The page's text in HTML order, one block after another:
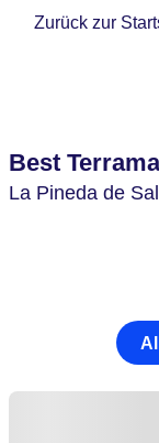
Zurück zur
Best
La Pineda de